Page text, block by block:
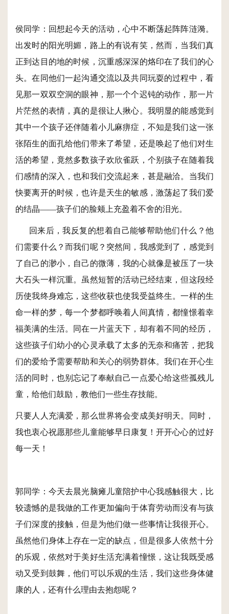
侯同学：回想起今天的活动，心中不断荡起阵阵涟漪。
出发时的阳光明媚，路上的有说有笑，然而，当我们真
正到达目的地的时候，沉重感深深的烙印在了我们的心
头。在同他们一起沟通交流以及共同玩耍的过程中，看
见那一双双空洞的眼神，那一个个迟钝的动作，那一片
片茫然的表情，真的是很让人揪心。我明显的能感觉到
其中一个孩子还伴随着小儿麻痹症，不知是我们这一张
张陌生的面孔给他们带来了希望，还是唤起了他们对生
活的希望，竟然多数孩子欢欣雀跃，个别孩子在随着我
们感情的深入，也和我们交流起来，甚是融洽。当我们
快要离开的时候，也许是天生的敏感，激荡起了我们爱
的结晶——孩子们的脸颊上充盈着不舍的泪光。
回来后，我反复的想着自己能够帮助他们什么？他
们需要什么？而我们呢？突然间，我感觉到了，感觉到
了自己的渺小，自己的微薄，我的心就像是被压了一块
大石头一样沉重。虽然短暂的活动已经结束，但这段经
历使我终身难忘，这些收获也使我受益终生。一样的生
命一样的梦，每一个梦都呼唤着人间真情，都憧憬着幸
福美满的生活。同在一片蓝天下，却有着不同的经历，
这些孩子们幼小的心灵承载了太多的无奈和痛苦，把我
们的爱给予需要帮助和关心的弱势群体。我们在开心生
活的同时，也别忘记了奉献自己一点爱心给这些孤残儿
童，给他们鼓励，教他们一些生存技能。
只要人人充满爱，那么世界将会变成美好明天。同时，
我也衷心祝愿那些儿童能够早日康复！开开心心的过好
每一天！
郭同学：今天去晨光脑瘫儿童陪护中心我感触很大，比
较遗憾的是我做的工作更加偏向于体育劳动而没有与孩
子们深度的接触，但是为他们做一些事情让我很开心。
虽然他们身体上存在一定的缺点，但是很多人依然十分
的乐观，依然对于美好生活充满着憧憬，这让我既受感
动又受到鼓舞，他们可以乐观的生活，我们这些身体健
康的人，还有什么理由去抱怨呢？